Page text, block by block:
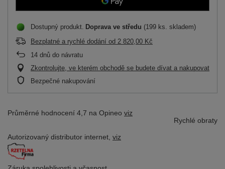
Dostupný produkt Doprava ve středu (199 ks. skladem)
Bezplatné a rychlé dodání od 2 820,00 Kč
14 dnů do návratu
Zkontrolujte, ve kterém obchodě se budete dívat a nakupovat
Bezpečné nakupování
Průměrné hodnocení 4,7 na Opineo viz
Rychlé obraty
Autorizovaný distributor internet, viz